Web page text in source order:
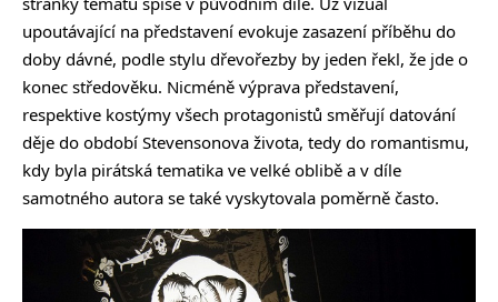
upoutávající na představení evokuje zasazení příběhu do
doby dávné, podle stylu dřevořezby by jeden řekl, že jde o
konec středověku. Nicméně výprava představení,
respektive kostýmy všech protagonistů směřují datování
děje do období Stevensonova života, tedy do romantismu,
kdy byla pirátská tematika ve velké oblibě a v díle
samotného autora se také vyskytovala poměrně často.